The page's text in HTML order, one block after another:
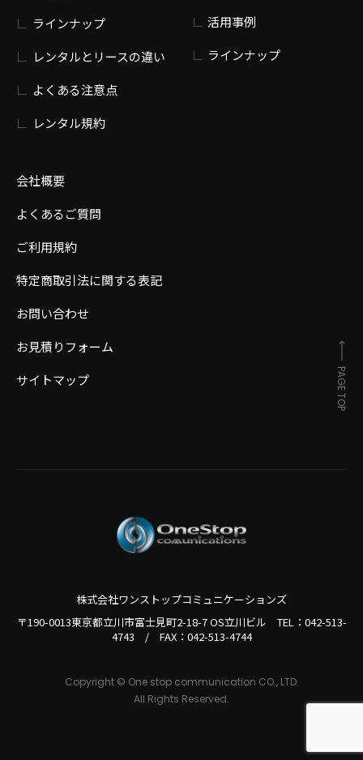
ラインナップ
レンタルとリースの違い
よくある注意点
レンタル規約
会社概要
よくあるご質問
ご利用規約
特定商取引法に関する表記
お問い合わせ
お見積りフォーム
サイトマップ
活用事例
ラインナップ
株式会社ワンストップコミュニケーションズ
〒190-0013東京都立川市富士見町2-18-7 OS立川ビル TEL： 042-513-
4743 / FAX：042-513-4744
Copyright © One stop communication CO., LTD.
All Rights Reserved.
PAGE TOP